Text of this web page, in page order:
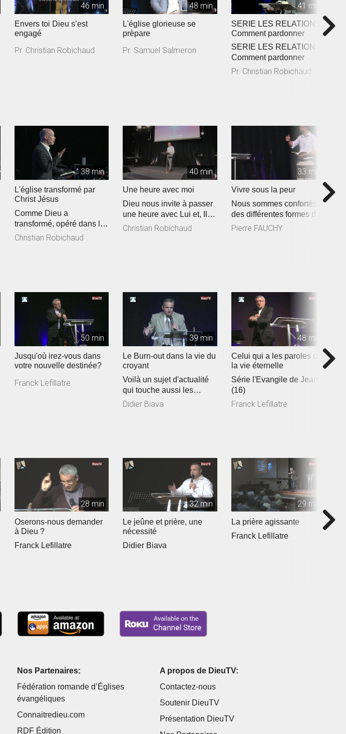
46 min
Envers toi Dieu s’est
engagé
Pr. Christian Robichaud
48 min
L'église glorieuse se
prèpare
Pr. Samuel Salmeron
41 min
SERIE LES RELATIONS :
Comment pardonner
SERIE LES RELATIONS :
Comment pardonner
Pr. Christian Robichaud
38 min
L'église transformé par
Christ Jésus
Comme Dieu a
transformé, opéré dans le
coeur de Paul devenu
Christian Robichaud
40 min
Une heure avec moi
Dieu nous invite à passer
une heure avec Lui et, Il
est sur Son coeur de
Christian Robichaud
33 min
Vivre sous la peur
Nous sommes confortés à
des différentes formes de
peurs qui peuvent
Pierre FAUCHY
50 min
Jusqu'où irez-vous dans
votre nouvelle destinée?
Franck Lefillatre
39 min
Le Burn-out dans la vie du
croyant
Voilà un sujet d'actualité
qui touche aussi les
chrétiens et que lepasteur
Didier Biava
48 min
Celui qui a les paroles de
la vie éternelle
Série l'Evangile de Jean
(16)
Franck Lefillatre
28 min
Oserons-nous demander
à Dieu ?
Franck Lefillatre
32 min
Le jeûne et prière, une
nécessité
Didier Biava
29 min
La prière agissante
Franck Lefillatre
Nos Partenaires:
Fédération romande d’Églises
évangéliques
Connaitredieu.com
RDF Édition
A propos de DieuTV:
Contactez-nous
Soutenir DieuTV
Présentation DieuTV